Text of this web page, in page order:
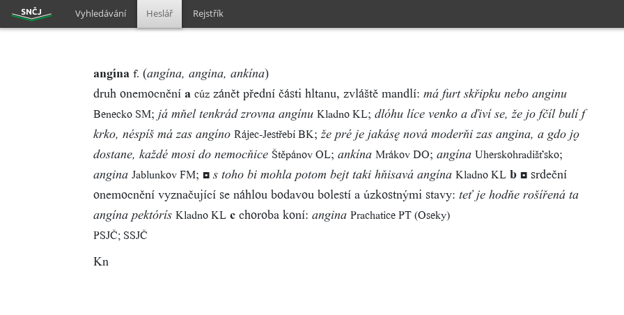
Vyhledávání Heslář Rejstřík
angína f. (angína, angina, ankína)
druh onemocnění a cúz zánět přední části hltanu, zvláště mandlí: má furt skřipku nebo anginu
Benecko SM; já mňel tenkrád zrovna angínu Kladno KL; dlóhu líce venko a ďiví se, že jo fčíl bulí f
krko, néspíš má zas angíno Rájec-Jestřebí BK;že pré je jakás nová moderňi zas angina, a gdo j
dostane, každé mosi do nemocňice Štěpánov OL; ankína Mrákov DO; angína Uherskohradišťsko;
angina Jablunkov FM; ◘ s toho bi mohla potom bejt taki hňisavá angína Kladno KL b ◘ srdeční
onemocnění vyznačující se náhlou bodavou bolestí a úzkostnými stavy: teť je hodňe rošířená ta
angína pektórís Kladno KL c choroba koní: angina Prachatice PT (Oseky)
PSJČ; SSJČ
Kn